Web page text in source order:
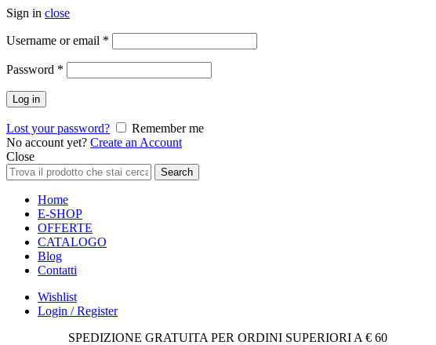
Sign in close
Username or email *
Password *
Log in
Lost your password?
Remember me
No account yet? Create an Account
Close
Search
for:
Search
Home
E-SHOP
OFFERTE
CATALOGO
Blog
Contatti
Wishlist
Login / Register
SPEDIZIONE GRATUITA PER ORDINI SUPERIORI A € 60